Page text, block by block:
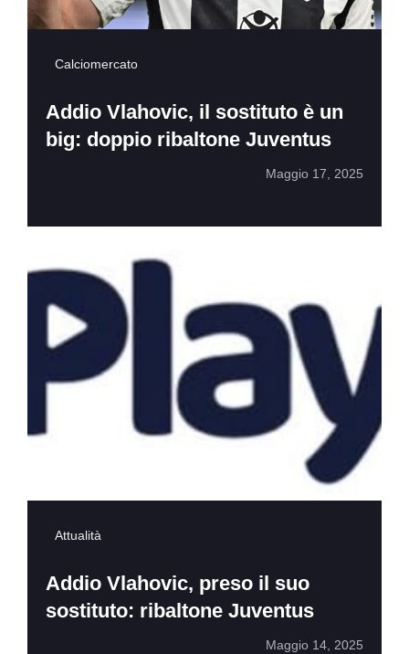
Calciomercato
Addio Vlahovic, il sostituto è un
big: doppio ribaltone Juventus
Maggio 17, 2025
Attualità
Addio Vlahovic, preso il suo
sostituto: ribaltone Juventus
Maggio 14, 2025